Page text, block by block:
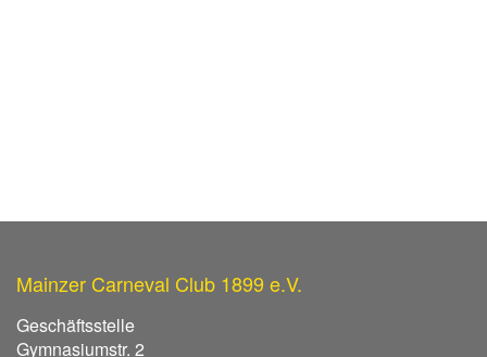
Mainzer Carneval Club 1899 e.V.
Geschäftsstelle
Gymnasiumstr. 2